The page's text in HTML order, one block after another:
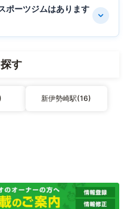
ポーツジムはあります
す
新伊勢崎駅(16)